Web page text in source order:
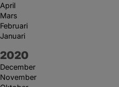
April
Mars
Februari
Januari
År:
2020
December
November